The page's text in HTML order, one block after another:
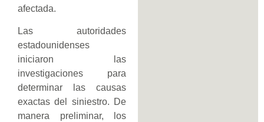
afectada.
Las autoridades
estadounidenses
iniciaron las
investigaciones para
determinar las causas
exactas del siniestro. De
manera preliminar, los